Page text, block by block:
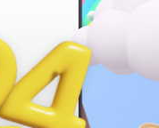
불법스팸대응센터